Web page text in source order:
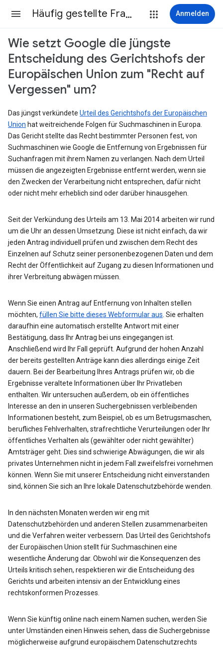
Häufig gestellte Fragen Anmelden
Wie setzt Google die jüngste
Entscheidung des Gerichtshofs der
Europäischen Union zum "Recht auf
Vergessen" um?
Das jüngst verkündete Urteil des Gerichtshofs der Europäischen
Union hat weitreichende Folgen für Suchmaschinen in Europa.
Das Gericht stellte das Recht bestimmter Personen fest, von
Suchmaschinen wie Google die Entfernung von Ergebnissen für
Suchanfragen mit ihrem Namen zu verlangen. Nach dem Urteil
müssen die angezeigten Ergebnisse entfernt werden, wenn sie
den Zwecken der Verarbeitung nicht entsprechen, dafür nicht
oder nicht mehr erheblich sind oder darüber hinausgehen.
Seit der Verkündung des Urteils am 13. Mai 2014 arbeiten wir rund
um die Uhr an dessen Umsetzung. Diese ist nicht einfach, da wir
jeden Antrag individuell prüfen und zwischen dem Recht des
Einzelnen auf Schutz seiner personenbezogenen Daten und dem
Recht der Öffentlichkeit auf Zugang zu diesen Informationen und
ihrer Verbreitung abwägen müssen.
Wenn Sie einen Antrag auf Entfernung von Inhalten stellen
möchten, füllen Sie bitte dieses Webformular aus . Sie erhalten
daraufhin eine automatisch erstellte Antwort mit einer
Bestätigung, dass Ihr Antrag bei uns eingegangen ist.
Anschließend wird Ihr Fall geprüft. Aufgrund der hohen Anzahl
der bereits gestellten Anträge kann dies allerdings einige Zeit
dauern. Bei der Bearbeitung Ihres Antrags prüfen wir, ob die
Ergebnisse veraltete Informationen über Ihr Privatleben
enthalten. Wir untersuchen außerdem, ob ein öffentliches
Interesse an den in unseren Suchergebnissen verbleibenden
Informationen besteht, zum Beispiel, ob es um Betrugsmaschen,
berufliches Fehlverhalten, strafrechtliche Verurteilungen oder Ihr
öffentliches Verhalten als (gewählter oder nicht gewählter)
Amtsträger geht. Dies sind schwierige Abwägungen, die wir als
privates Unternehmen nicht in jedem Fall zweifelsfrei vornehmen
können. Wenn Sie mit unserer Entscheidung nicht einverstanden
sind, können Sie sich an Ihre lokale Datenschutzbehörde wenden.
In den nächsten Monaten werden wir eng mit
Datenschutzbehörden und anderen Stellen zusammenarbeiten
und die Verfahren weiter verbessern. Das Urteil des Gerichtshofs
der Europäischen Union stellt für Suchmaschinen eine
wesentliche Änderung dar. Obwohl wir die Konsequenzen des
Urteils kritisch sehen, respektieren wir die Entscheidung des
Gerichts und arbeiten intensiv an der Entwicklung eines
rechtskonformen Prozesses.
Wenn Sie künftig online nach einem Namen suchen, werden Sie
unter Umständen einen Hinweis sehen, dass die Suchergebnisse
möglicherweise aufgrund europäischem Datenschutzrechts